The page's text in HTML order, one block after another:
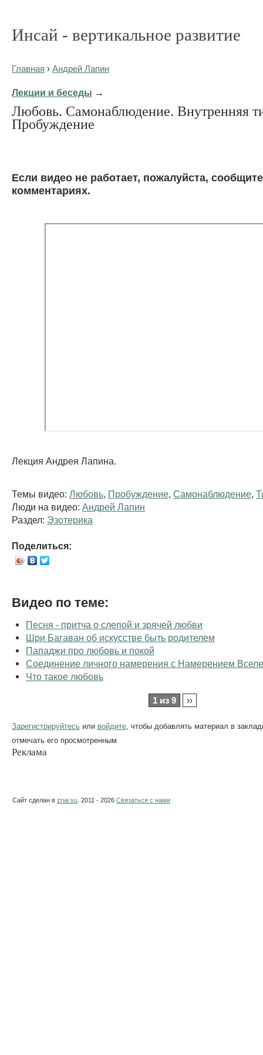
Инсай - вертикальное развитие
Главная › Андрей Лапин
Лекции и беседы →
Любовь. Самонаблюдение. Внутренняя
Пробуждение
Eсли видео не работает, пожалуйста,
комментариях.
Лекция Андрея Лапина.
Темы видео: Любовь Пробуждение Самонаблюдение
Люди на видео: Андрей Лапин
Раздел: Эзотерика
Поделиться:
Видео по теме:
Песня - притча о слепой и зрячей любви
Шри Багаван об искусстве быть родителем
Пападжи про любовь и покой
Соединение личного намерения с Намерением
Что такое любовь
1 из 9 ››
Зарегистрируйтесь или войдите , чтобы добавлять материал в
отмечать его просмотренным
Реклама
Сайт сделан в znai.su . 2011 - 2026 Связаться с нами